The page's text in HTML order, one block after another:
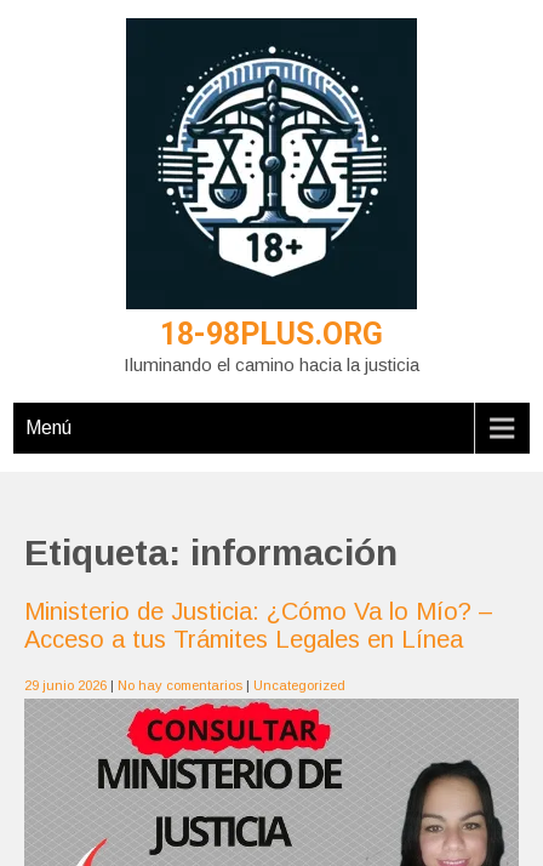
18-98PLUS.ORG
Iluminando el camino hacia la justicia
Menú
Etiqueta: información
Ministerio de Justicia: ¿Cómo Va lo Mío? –
Acceso a tus Trámites Legales en Línea
29 junio 2026 | No hay comentarios | Uncategorized